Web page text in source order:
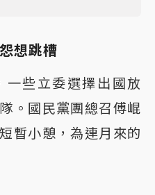
想跳槽
一些立委選擇出國放
。國民黨團總召傅崐
暫小憩，為連月來的